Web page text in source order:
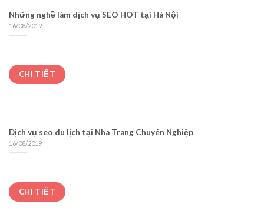
Những nghề làm dịch vụ SEO HOT tại Hà Nội
16/08/2019
CHI TIẾT
Dịch vụ seo du lịch tại Nha Trang Chuyên Nghiệp
16/08/2019
CHI TIẾT